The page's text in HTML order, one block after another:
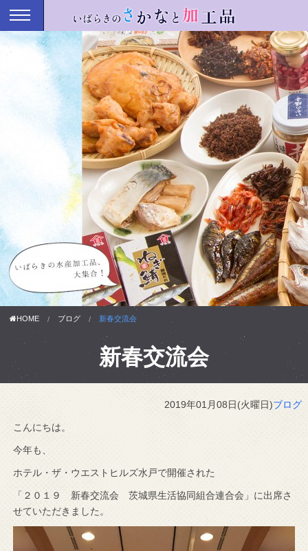
HOME ブログ 新春交流会
新春交流会
2019年01月08日(火曜日)ブログ
こんにちは。
今年も、
ホテル・ザ・ウエストヒルズ水戸で開催された
「２０１９ 新春交流会 茨城県生活協同組合連合会」に出席さ
せていただきました。